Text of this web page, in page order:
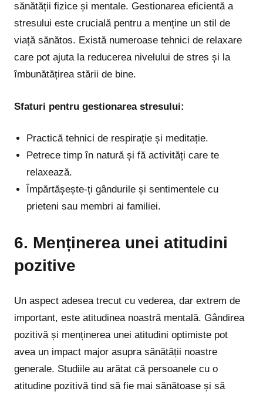
sănătății fizice și mentale. Gestionarea eficientă a
stresului este crucială pentru a menține un stil de
viață sănătos. Există numeroase tehnici de relaxare
care pot ajuta la reducerea nivelului de stres și la
îmbunătățirea stării de bine.
Sfaturi pentru gestionarea stresului:
Practică tehnici de respirație și meditație.
Petrece timp în natură și fă activități care te
relaxează.
Împărtășește-ți gândurile și sentimentele cu
prieteni sau membri ai familiei.
6. Menținerea unei atitudini
pozitive
Un aspect adesea trecut cu vederea, dar extrem de
important, este atitudinea noastră mentală. Gândirea
pozitivă și menținerea unei atitudini optimiste pot
avea un impact major asupra sănătății noastre
generale. Studiile au arătat că persoanele cu o
atitudine pozitivă tind să fie mai sănătoase și să